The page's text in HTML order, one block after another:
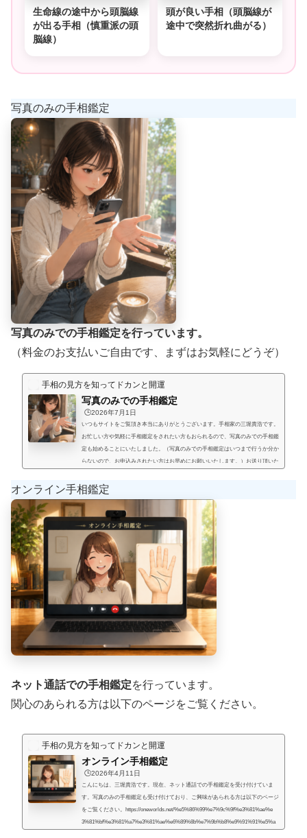
生命線の途中から頭脳線
が出る手相（慎重派の頭
脳線）
頭が良い手相（頭脳線が
途中で突然折れ曲がる）
写真のみの手相鑑定
写真のみでの手相鑑定を行っています。
（料金のお支払いご自由です、まずはお気軽にどうぞ）
手相の見方を知ってドカンと開運
写真のみでの手相鑑定
🕒️2026年7月1日
いつもサイトをご覧頂き本当にありがとうございます。手相家の三堀貴浩です。
お忙しい方や気軽に手相鑑定をされたい方もおられるので、写真のみでの手相鑑
定も始めることにいたしました。（写真のみでの手相鑑定はいつまで行うか分か
らないので、お申込みされたい方はお早めにお願いいたします。）お送り頂いた
真のみでの手相鑑定では決まった料金と言うものは無く、お好きな金額を鑑定後
にお支払い頂く形にします。（このページの下部に、振込先が記載され...
オンライン手相鑑定
ネット通話での手相鑑定を行っています。
関心のあられる方は以下のページをご覧ください。
手相の見方を知ってドカンと開運
オンライン手相鑑定
🕒️2026年4月11日
こんにちは、三堀貴浩です。現在、ネット通話での手相鑑定を受け付けていま
す。写真のみの手相鑑定も受け付けており、ご興味があられる方は以下のページ
をご覧ください。https://oneworlds.net/%e5%86%99%e7%9c%9f%e3%81%ae%e
3%81%bf%e3%81%a7%e3%81%ae%e6%89%8b%e7%9b%b8%e9%91%91%e5%a